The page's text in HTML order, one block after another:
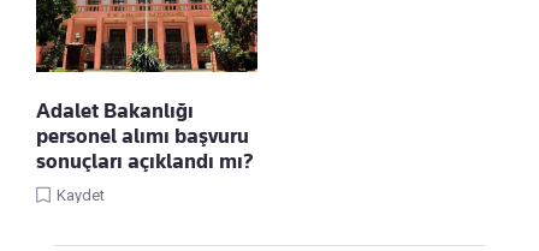
Adalet Bakanlığı
personel alımı başvuru
sonuçları açıklandı mı?
Kaydet